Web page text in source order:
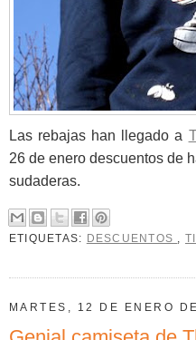
Las rebajas han llegado a
26 de enero descuentos de
sudaderas.
ETIQUETAS: DESCUENTOS ,
MARTES, 12 DE ENERO